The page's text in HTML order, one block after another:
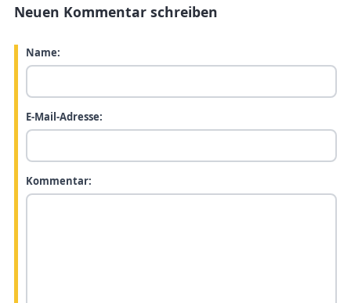
Neuen Kommentar schreiben
Name:
E-Mail-Adresse:
Kommentar: